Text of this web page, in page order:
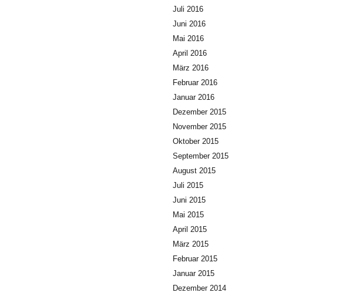
Juli 2016
Juni 2016
Mai 2016
April 2016
März 2016
Februar 2016
Januar 2016
Dezember 2015
November 2015
Oktober 2015
September 2015
August 2015
Juli 2015
Juni 2015
Mai 2015
April 2015
März 2015
Februar 2015
Januar 2015
Dezember 2014